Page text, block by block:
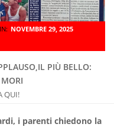
NOVEMBRE 29, 2025
PIÙ BELLO:
QUI!
i parenti chiedono la